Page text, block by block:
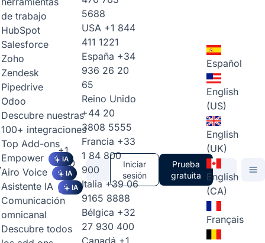
de trabajo
HubSpot
Salesforce
Zoho
Zendesk
Pipedrive
Odoo
Descubre nuestras
100+ integraciones
Top Add-ons
Empower
IA
Airo Voice IA
Asistente IA IA
Comunicación
omnicanal
Descubre todos
+1
470
763
5688
5688
USA +1 844
411 1221
España +34
936 26 20
65
Reino Unido
+44 20
3808 5555
Francia +33
1 84 800
900
Italia +39 06
9165 8888
Bélgica +32
27 930 400
Canadá +1
Iniciar
sesión
Prueba
gratuita
Español
English
(US)
English
(UK)
English
(CA)
Français